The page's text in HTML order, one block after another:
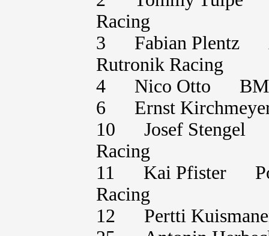
Racing
3 Fabian Plentz
Rutronik Racing
4 Nico Otto
6 Ernst
10 Josef Stengel
Racing
11 Kai Pfister
Racing
12 Pertti